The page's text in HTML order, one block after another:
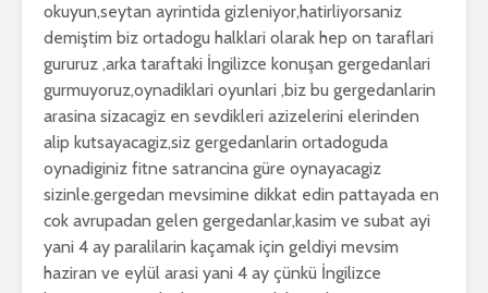
okuyun,seytan ayrintida gizleniyor,hatirliyorsaniz
demiştim biz ortadogu halklari olarak hep on taraflari
gururuz ,arka taraftaki İngilizce konuşan gergedanlari
gurmuyoruz,oynadiklari oyunlari ,biz bu gergedanlarin
arasina sizacagiz en sevdikleri azizelerini elerinden
alip kutsayacagiz,siz gergedanlarin ortadoguda
oynadiginiz fitne satrancina güre oynayacagiz
sizinle.gergedan mevsimine dikkat edin pattayada en
cok avrupadan gelen gergedanlar,kasim ve subat ayi
yani 4 ay paralilarin kaçamak için geldiyi mevsim
haziran ve eylül arasi yani 4 ay çünkü İngilizce